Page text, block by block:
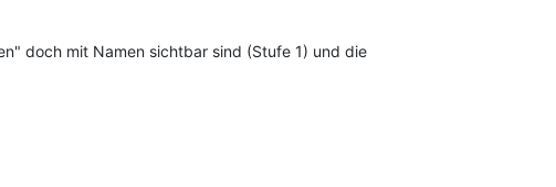
doch mit Namen sichtbar sind (Stufe 1) und die